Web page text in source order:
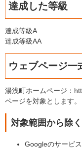
達成した等級
達成等級A
達成等級AA
ウェブページ一
湯浅町ホームページ：
ページを対象とします。
対象範囲から除
Googleのサービ